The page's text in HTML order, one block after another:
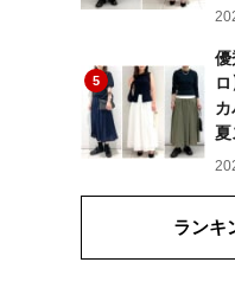
5
優
夏
ランキ